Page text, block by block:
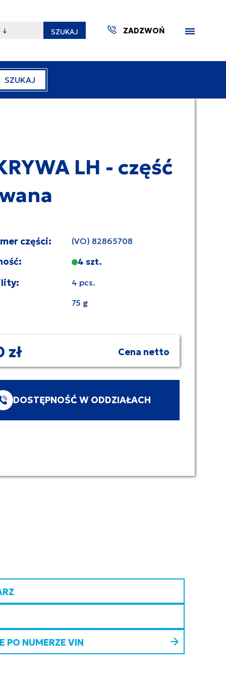
SZUKAJ ZADZWOŃ
SZUKAJ
LH - część
części: (VO) 82865708
4 szt.
4 pcs.
75 g
zł Cena netto
DOSTĘPNOŚĆ W ODDZIAŁACH
PO NUMERZE VIN